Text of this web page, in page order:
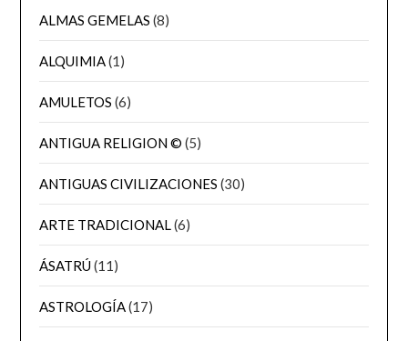
ALMAS GEMELAS (8)
ALQUIMIA(1)
AMULETOS (6)
ANTIGUA RELIGION © (5)
ANTIGUAS CIVILIZACIONES (30)
ARTE TRADICIONAL(6)
ÁSATRÚ(11)
ASTROLOGÍA(17)